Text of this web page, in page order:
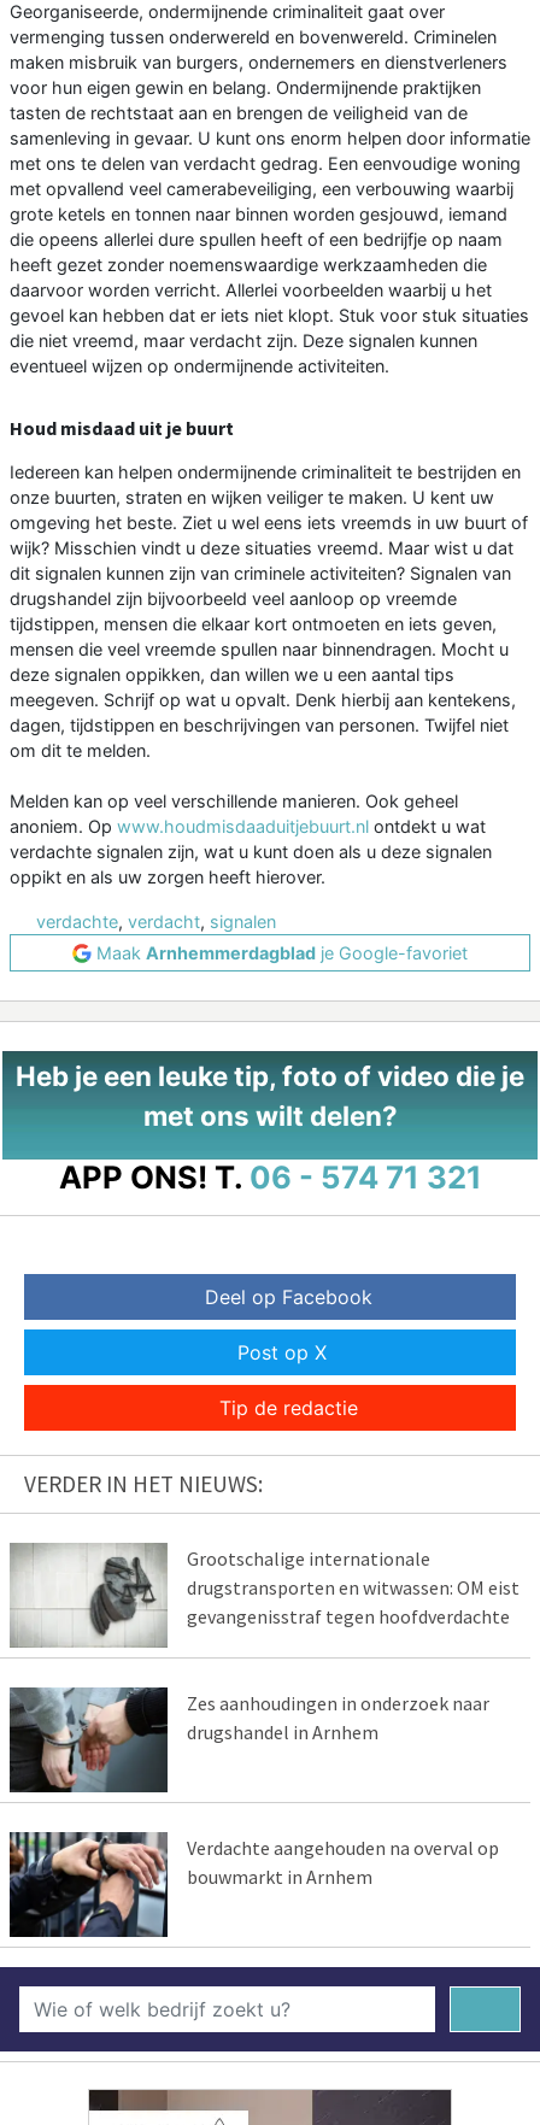
Georganiseerde, ondermijnende criminaliteit gaat over
vermenging tussen onderwereld en bovenwereld. Criminelen
maken misbruik van burgers, ondernemers en dienstverleners
voor hun eigen gewin en belang. Ondermijnende praktijken
tasten de rechtstaat aan en brengen de veiligheid van de
samenleving in gevaar. U kunt ons enorm helpen door informatie
met ons te delen van verdacht gedrag. Een eenvoudige woning
met opvallend veel camerabeveiliging, een verbouwing waarbij
grote ketels en tonnen naar binnen worden gesjouwd, iemand
die opeens allerlei dure spullen heeft of een bedrijfje op naam
heeft gezet zonder noemenswaardige werkzaamheden die
daarvoor worden verricht. Allerlei voorbeelden waarbij u het
gevoel kan hebben dat er iets niet klopt. Stuk voor stuk situaties
die niet vreemd, maar verdacht zijn. Deze signalen kunnen
eventueel wijzen op ondermijnende activiteiten.
Houd misdaad uit je buurt
Iedereen kan helpen ondermijnende criminaliteit te bestrijden en
onze buurten, straten en wijken veiliger te maken. U kent uw
omgeving het beste. Ziet u wel eens iets vreemds in uw buurt of
wijk? Misschien vindt u deze situaties vreemd. Maar wist u dat
dit signalen kunnen zijn van criminele activiteiten? Signalen van
drugshandel zijn bijvoorbeeld veel aanloop op vreemde
tijdstippen, mensen die elkaar kort ontmoeten en iets geven,
mensen die veel vreemde spullen naar binnendragen. Mocht u
deze signalen oppikken, dan willen we u een aantal tips
meegeven. Schrijf op wat u opvalt. Denk hierbij aan kentekens,
dagen, tijdstippen en beschrijvingen van personen. Twijfel niet
om dit te melden.
Melden kan op veel verschillende manieren. Ook geheel
anoniem. Op www.houdmisdaaduitjebuurt.nl ontdekt u wat
verdachte signalen zijn, wat u kunt doen als u deze signalen
oppikt en als uw zorgen heeft hierover.
verdachte, verdacht, signalen
Maak Arnhemmerdagblad je Google-favoriet
Heb je een leuke tip, foto of video die je
met ons wilt delen?
APP ONS! T. 06 - 574 71 321
Deel op Facebook
Post op X
Tip de redactie
VERDER IN HET NIEUWS:
Grootschalige internationale
drugstransporten en witwassen: OM eist
gevangenisstraf tegen hoofdverdachte
Zes aanhoudingen in onderzoek naar
drugshandel in Arnhem
Verdachte aangehouden na overval op
bouwmarkt in Arnhem